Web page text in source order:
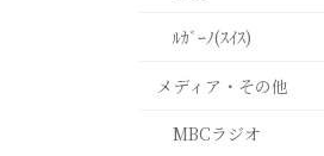
ﾙｶﾞｰﾉ(ｽｲｽ)
メディア・その他
MBCラジオ